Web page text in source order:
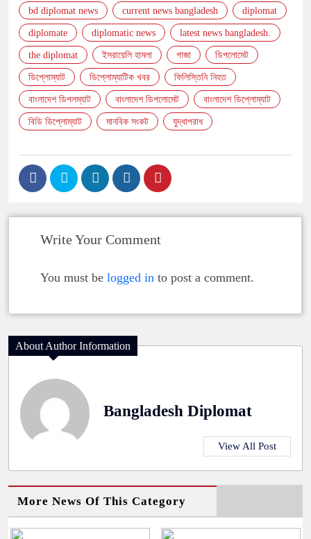
bd diplomat news current news bangladesh diplomat
diplomate diplomatic news latest news bangladesh.
the diplomat ইসরায়েলি হামলা গাজা ডিপলোমেট
ডিপ্লোম্যাট ডিপ্লোম্যাটিক খবর ফিলিস্তিনি নিহত
বাংলাদেশ ডিপলম্যাট বাংলাদেশ ডিপলোমেট বাংলাদেশ ডিপ্লোম্যাট
বিডি ডিপ্লোম্যাট মানবিক সংকট যুদ্ধাপরাধ
Write Your Comment
You must be logged in to post a comment.
About Author Information
Bangladesh Diplomat
View All Post
More News Of This Category